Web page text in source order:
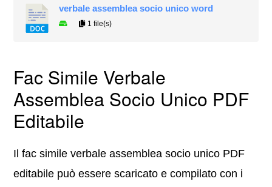
verbale assemblea socio unico word
1 file(s)
Fac Simile Verbale
Assemblea Socio Unico PDF
Editabile
Il fac simile verbale assemblea socio unico PDF
editabile può essere scaricato e compilato con i